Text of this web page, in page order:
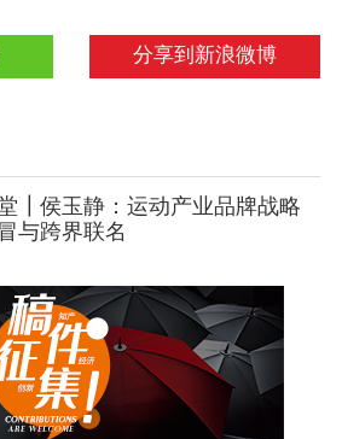
分享到新浪微博
┃侯玉静：运动产业品牌战略
与跨界联名